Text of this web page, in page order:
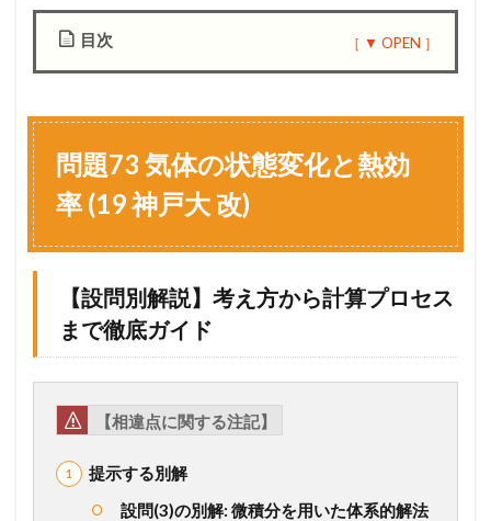
目次
7
3
気
体
状
変
化
と
熱
効
率
9
神
戸
問題73 気体の状態変化と熱効
率 (19 神戸大 改)
【設問別解説】考え方から計算プロセス
まで徹底ガイド
【相違点に関する注記】
提示する別解
設問(3)の別解: 微積分を用いた体系的解法